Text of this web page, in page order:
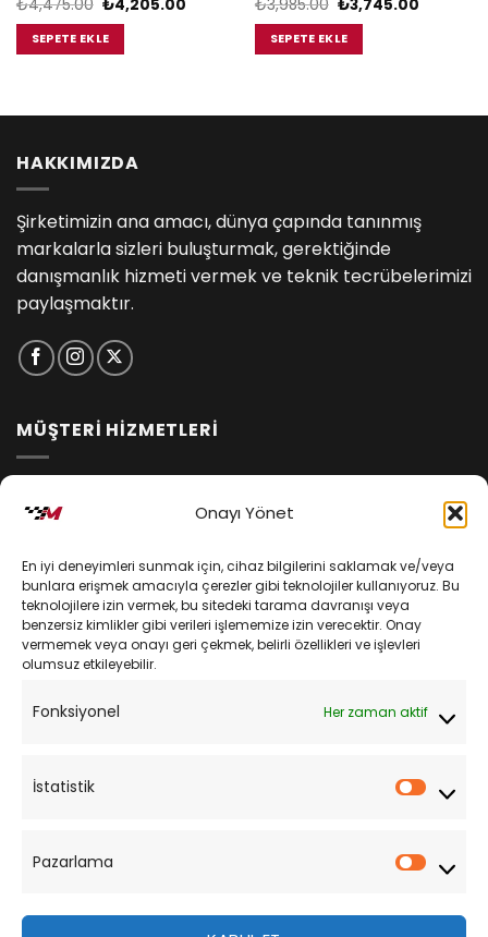
Onayı Yönet
En iyi deneyimleri sunmak için, cihaz bilgilerini saklamak ve/veya
bunlara erişmek amacıyla çerezler gibi teknolojiler kullanıyoruz. Bu
teknolojilere izin vermek, bu sitedeki tarama davranışı veya
benzersiz kimlikler gibi verileri işlememize izin verecektir. Onay
vermemek veya onayı geri çekmek, belirli özellikleri ve işlevleri
olumsuz etkileyebilir.
Fonksiyonel Her zaman aktif
İstatistik
Pazarlama
₺4,475.00
fiyat:
₺4,475.00.
₺4,205.00
SEPETE EKLE
₺3,985.00
fiyat:
₺3,985.00.
₺3,745.00
SEPETE EKLE
HAKKIMIZDA
Şirketimizin ana amacı, dünya çapında tanınmış
markalarla sizleri buluşturmak, gerektiğinde
danışmanlık hizmeti vermek ve teknik tecrübelerimizi
paylaşmaktır.
MÜŞTERİ HİZMETLERİ
Kişisel Verilerin Korunması
Mesafeli Satış Sözleşmesi
Sipariş Takibi